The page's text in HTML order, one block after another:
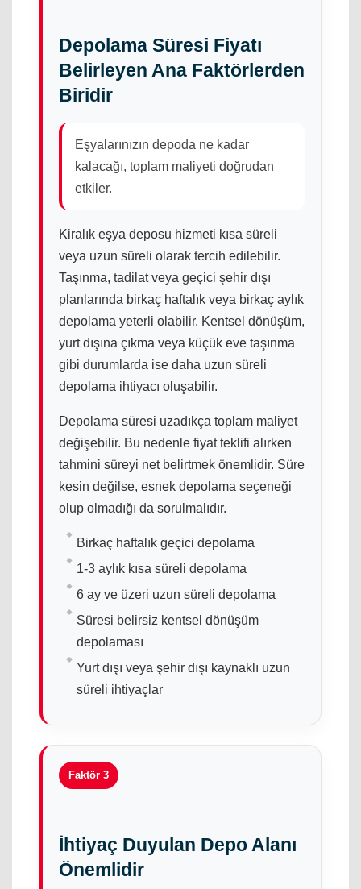
Depolama Süresi Fiyatı
Belirleyen Ana Faktörlerden
Biridir
Eşyalarınızın depoda ne kadar
kalacağı, toplam maliyeti doğrudan
etkiler.
Kiralık eşya deposu hizmeti kısa süreli
veya uzun süreli olarak tercih edilebilir.
Taşınma, tadilat veya geçici şehir dışı
planlarında birkaç haftalık veya birkaç aylık
depolama yeterli olabilir. Kentsel dönüşüm,
yurt dışına çıkma veya küçük eve taşınma
gibi durumlarda ise daha uzun süreli
depolama ihtiyacı oluşabilir.
Depolama süresi uzadıkça toplam maliyet
değişebilir. Bu nedenle fiyat teklifi alırken
tahmini süreyi net belirtmek önemlidir. Süre
kesin değilse, esnek depolama seçeneği
olup olmadığı da sorulmalıdır.
Birkaç haftalık geçici depolama
1-3 aylık kısa süreli depolama
6 ay ve üzeri uzun süreli depolama
Süresi belirsiz kentsel dönüşüm
depolaması
Yurt dışı veya şehir dışı kaynaklı uzun
süreli ihtiyaçlar
Faktör 3
İhtiyaç Duyulan Depo Alanı
Önemlidir